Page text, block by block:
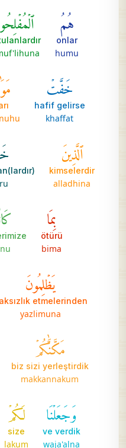
هُمُ
onlar
humu
خَفَّتۡ
hafif gelirse
khaffat
ٱلَّذِينَ
kimselerdir
alladhina
بِمَا
ötürü
bima
يَظۡلِمُونَ
etmelerinden
yazlimuna
مَكَّنَّٰكُمۡ
biz sizi yerleştirdik
makkannakum
وَجَعَلۡنَا
ve verdik
waja'alna
لَكُمۡ
size
lakum